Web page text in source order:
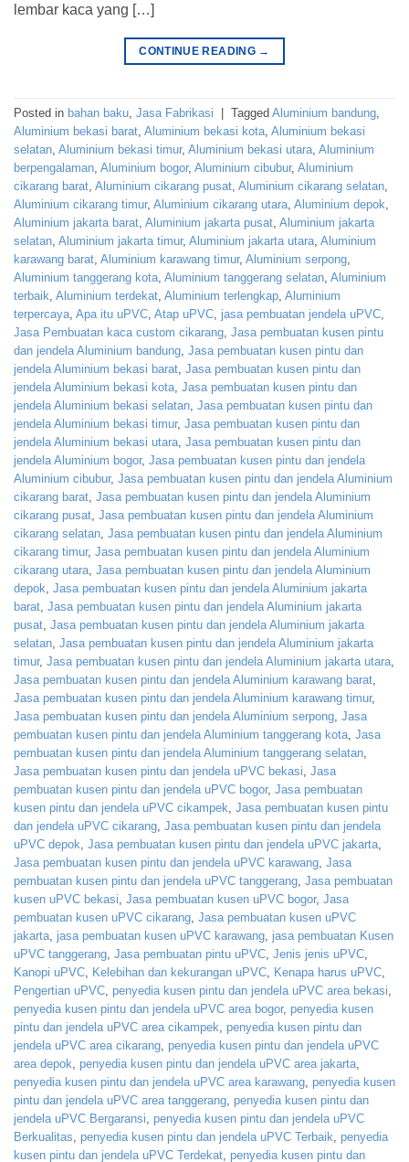
lembar kaca yang […]
CONTINUE READING →
Posted in bahan baku, Jasa Fabrikasi Tagged Aluminium bandung,
Aluminium bekasi barat, Aluminium bekasi kota, Aluminium bekasi
selatan, Aluminium bekasi timur, Aluminium bekasi utara, Aluminium
berpengalaman, Aluminium bogor, Aluminium cibubur, Aluminium
cikarang barat, Aluminium cikarang pusat, Aluminium cikarang selatan,
Aluminium cikarang timur, Aluminium cikarang utara, Aluminium depok,
Aluminium jakarta barat, Aluminium jakarta pusat, Aluminium jakarta
selatan, Aluminium jakarta timur, Aluminium jakarta utara, Aluminium
karawang barat, Aluminium karawang timur, Aluminium serpong,
Aluminium tanggerang kota, Aluminium tanggerang selatan, Aluminium
terbaik, Aluminium terdekat, Aluminium terlengkap, Aluminium
terpercaya, Apa itu uPVC, Atap uPVC, jasa pembuatan jendela uPVC,
Jasa Pembuatan kaca custom cikarang, Jasa pembuatan kusen pintu
dan jendela Aluminium bandung, Jasa pembuatan kusen pintu dan
jendela Aluminium bekasi barat, Jasa pembuatan kusen pintu dan
jendela Aluminium bekasi kota, Jasa pembuatan kusen pintu dan
jendela Aluminium bekasi selatan, Jasa pembuatan kusen pintu dan
jendela Aluminium bekasi timur, Jasa pembuatan kusen pintu dan
jendela Aluminium bekasi utara, Jasa pembuatan kusen pintu dan
jendela Aluminium bogor, Jasa pembuatan kusen pintu dan jendela
Aluminium cibubur, Jasa pembuatan kusen pintu dan jendela Aluminium
cikarang barat, Jasa pembuatan kusen pintu dan jendela Aluminium
cikarang pusat, Jasa pembuatan kusen pintu dan jendela Aluminium
cikarang selatan, Jasa pembuatan kusen pintu dan jendela Aluminium
cikarang timur, Jasa pembuatan kusen pintu dan jendela Aluminium
cikarang utara, Jasa pembuatan kusen pintu dan jendela Aluminium
depok, Jasa pembuatan kusen pintu dan jendela Aluminium jakarta
barat, Jasa pembuatan kusen pintu dan jendela Aluminium jakarta
pusat, Jasa pembuatan kusen pintu dan jendela Aluminium jakarta
selatan, Jasa pembuatan kusen pintu dan jendela Aluminium jakarta
timur, Jasa pembuatan kusen pintu dan jendela Aluminium jakarta utara,
Jasa pembuatan kusen pintu dan jendela Aluminium karawang barat,
Jasa pembuatan kusen pintu dan jendela Aluminium karawang timur,
Jasa pembuatan kusen pintu dan jendela Aluminium serpong, Jasa
pembuatan kusen pintu dan jendela Aluminium tanggerang kota, Jasa
pembuatan kusen pintu dan jendela Aluminium tanggerang selatan,
Jasa pembuatan kusen pintu dan jendela uPVC bekasi, Jasa
pembuatan kusen pintu dan jendela uPVC bogor, Jasa pembuatan
kusen pintu dan jendela uPVC cikampek, Jasa pembuatan kusen pintu
dan jendela uPVC cikarang, Jasa pembuatan kusen pintu dan jendela
uPVC depok, Jasa pembuatan kusen pintu dan jendela uPVC jakarta,
Jasa pembuatan kusen pintu dan jendela uPVC karawang, Jasa
pembuatan kusen pintu dan jendela uPVC tanggerang, Jasa pembuatan
kusen uPVC bekasi, Jasa pembuatan kusen uPVC bogor, Jasa
pembuatan kusen uPVC cikarang, Jasa pembuatan kusen uPVC
jakarta, jasa pembuatan kusen uPVC karawang, jasa pembuatan Kusen
uPVC tanggerang, Jasa pembuatan pintu uPVC, Jenis jenis uPVC,
Kanopi uPVC, Kelebihan dan kekurangan uPVC, Kenapa harus uPVC,
Pengertian uPVC, penyedia kusen pintu dan jendela uPVC area bekasi,
penyedia kusen pintu dan jendela uPVC area bogor, penyedia kusen
pintu dan jendela uPVC area cikampek, penyedia kusen pintu dan
jendela uPVC area cikarang, penyedia kusen pintu dan jendela uPVC
area depok, penyedia kusen pintu dan jendela uPVC area jakarta,
penyedia kusen pintu dan jendela uPVC area karawang, penyedia kusen
pintu dan jendela uPVC area tanggerang, penyedia kusen pintu dan
jendela uPVC Bergaransi, penyedia kusen pintu dan jendela uPVC
Berkualitas, penyedia kusen pintu dan jendela uPVC Terbaik, penyedia
kusen pintu dan jendela uPVC Terdekat, penyedia kusen pintu dan